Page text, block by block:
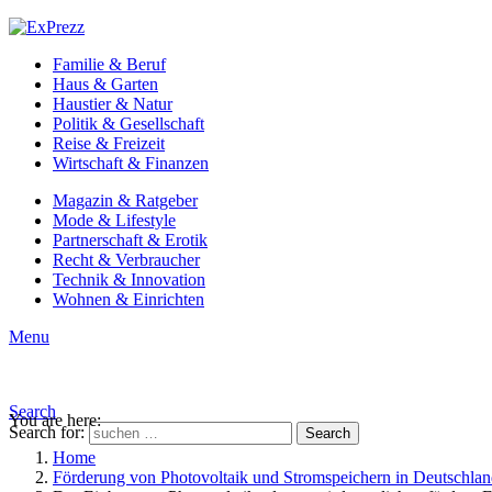
Familie & Beruf
Haus & Garten
Haustier & Natur
Politik & Gesellschaft
Reise & Freizeit
Wirtschaft & Finanzen
Magazin & Ratgeber
Mode & Lifestyle
Partnerschaft & Erotik
Recht & Verbraucher
Technik & Innovation
Wohnen & Einrichten
Menu
Search
Search for:
Search
You are here:
Home
Förderung von Photovoltaik und Stromspeichern in